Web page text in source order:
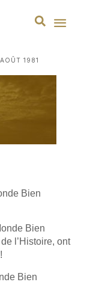
1981
Bien
Bien
l’Histoire, ont
Bien